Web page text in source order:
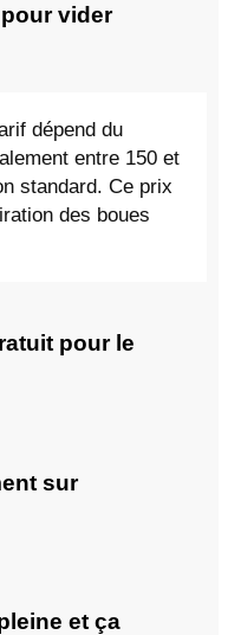
vider
dépend du
entre 150 et
standard. Ce prix
des boues
pour le
sur
et ça